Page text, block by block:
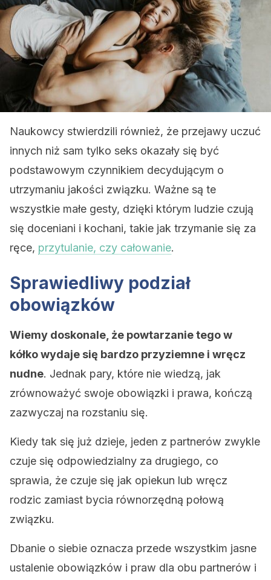
Naukowcy stwierdzili również, że przejawy uczuć
innych niż sam tylko seks okazały się być
podstawowym czynnikiem decydującym o
utrzymaniu jakości związku. Ważne są te
wszystkie małe gesty, dzięki którym ludzie czują
się doceniani i kochani, takie jak trzymanie się za
ręce, przytulanie, czy całowanie.
Sprawiedliwy podział
obowiązków
Wiemy doskonale, że powtarzanie tego w
kółko wydaje się bardzo przyziemne i wręcz
nudne. Jednak pary, które nie wiedzą, jak
zrównoważyć swoje obowiązki i prawa, kończą
zazwyczaj na rozstaniu się.
Kiedy tak się już dzieje, jeden z partnerów zwykle
czuje się odpowiedzialny za drugiego, co
sprawia, że czuje się jak opiekun lub wręcz
rodzic zamiast bycia równorzędną połową
związku.
Dbanie o siebie oznacza przede wszystkim jasne
ustalenie obowiązków i praw dla obu partnerów i